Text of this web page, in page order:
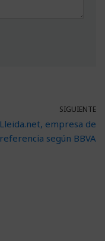
SIGUIENTE
Lleida.net, empresa de
referencia según BBVA